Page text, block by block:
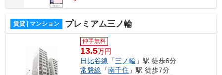
賃貸 | マンション プレミアム三ノ輪
仲手無料
13.5万円
日比谷線 「三ノ輪 」駅 徒歩6分
常磐線 「南千住 」駅 徒歩7分